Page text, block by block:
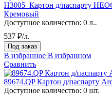
H3005_Картон д/паспарту
Кремовый
Доступное количество: 0 л..
537 ₽/л.
Под заказ
В избранное В избранном
Сравнить
89674.QP Картон д/паспарту
Доступное количество: 0 шт.